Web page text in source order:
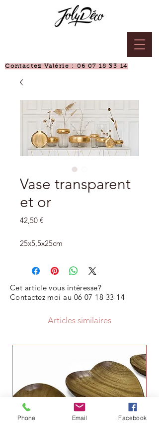
Contactez Valérie :06 07 18 33 14
Vase transparent
et or
42,50 €Prix
25x5,5x25cm
Cet article vous intéresse?
Contactez moi au 06 07 18 33 14
Articles similaires
Phone Email Facebook